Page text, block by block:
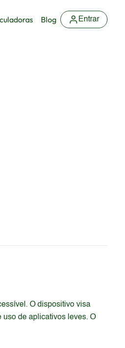
Blog Entrar
O dispositivo visa
uso de aplicativos leves. O